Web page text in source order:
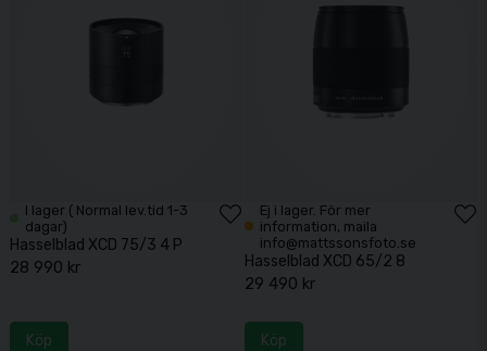
I lager ( Normal lev.tid 1-3
dagar)
Hasselblad XCD 75/3 4 P
28 990 kr
Köp
Ej i lager. För mer
information, maila
info@mattssonsfoto.se
Hasselblad XCD 65/2 8
29 490 kr
Köp